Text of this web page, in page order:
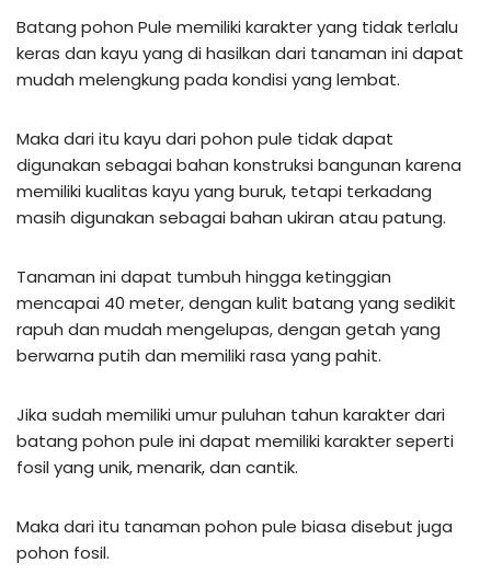
Batang pohon Pule memiliki karakter yang tidak terlalu
keras dan kayu yang di hasilkan dari tanaman ini dapat
mudah melengkung pada kondisi yang lembat.
Maka dari itu kayu dari pohon pule tidak dapat
digunakan sebagai bahan konstruksi bangunan karena
memiliki kualitas kayu yang buruk, tetapi terkadang
masih digunakan sebagai bahan ukiran atau patung.
Tanaman ini dapat tumbuh hingga ketinggian
mencapai 40 meter, dengan kulit batang yang sedikit
rapuh dan mudah mengelupas, dengan getah yang
berwarna putih dan memiliki rasa yang pahit.
Jika sudah memiliki umur puluhan tahun karakter dari
batang pohon pule ini dapat memiliki karakter seperti
fosil yang unik, menarik, dan cantik.
Maka dari itu tanaman pohon pule biasa disebut juga
pohon fosil.